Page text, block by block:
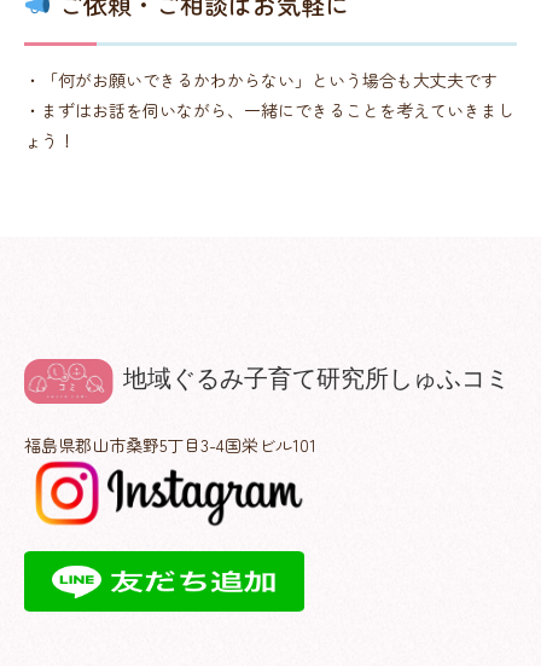
・「何がお願いできるかわからない」という場合も大丈夫です
・まずはお話を伺いながら、一緒にできることを考えていきまし
ょう！
福島県郡山市桑野5丁目3-4国栄ビル101